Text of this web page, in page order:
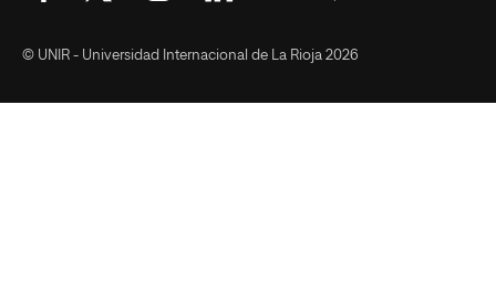
© UNIR - Universidad Internacional de La Rioja 2026